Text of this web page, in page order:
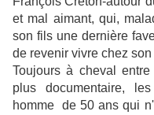
et mal aimant, qui,
son fils une dernière
de revenir vivre chez son
Toujours à cheval
plus documentaire,
homme de 50 ans qui